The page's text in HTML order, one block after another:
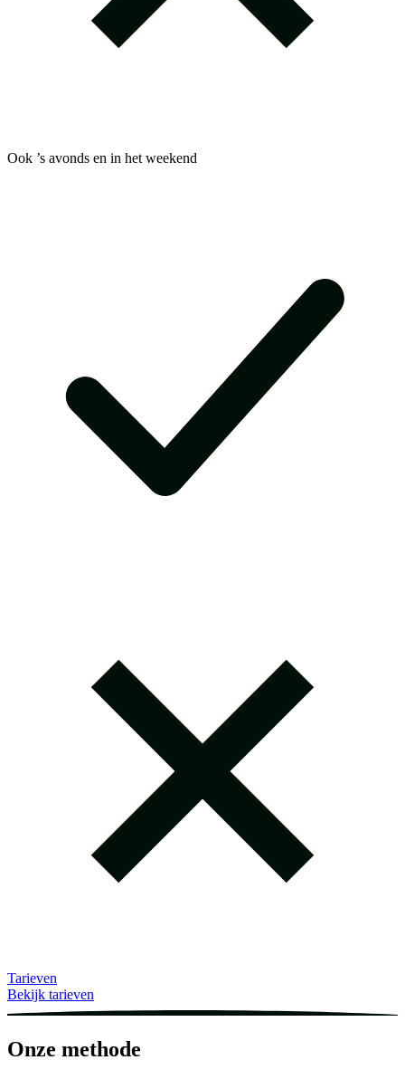
Ook ’s avonds en in het weekend
Tarieven
Bekijk tarieven
Onze methode